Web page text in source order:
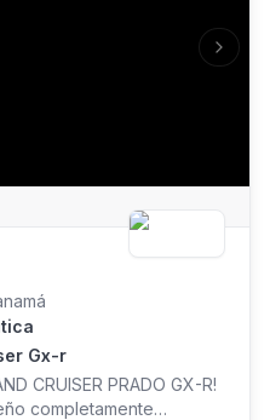
Next
Gx-r
CRUISER PRADO GX-R!
completamente